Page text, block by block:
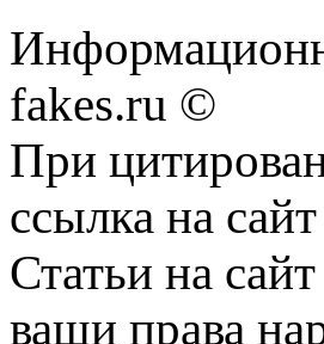
fakes.ru ©
При
ссылка на
Статьи на
ваши права